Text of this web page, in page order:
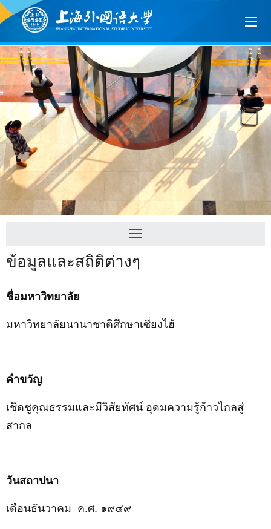
ข้อมูลและสถิติต่างๆ
ชื่อมหาวิทยาลัย
มหาวิทยาลัยนานาชาติศึกษาเซี่ยงไฮ้
คำขวัญ
เชิดชูคุณธรรมและมีวิสัยทัศน์ อุดมความรู้ก้าวไกลสู่
สากล
วันสถาปนา
เดือนธันวาคม ค.ศ. ๑๙๔๙